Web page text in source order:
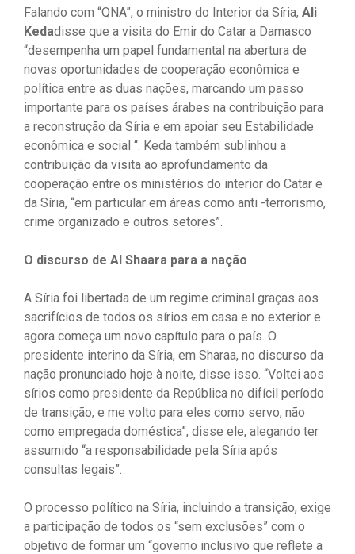
Falando com “QNA”, o ministro do Interior da Síria, Ali
Kedadisse que a visita do Emir do Catar a Damasco
“desempenha um papel fundamental na abertura de
novas oportunidades de cooperação econômica e
política entre as duas nações, marcando um passo
importante para os países árabes na contribuição para
a reconstrução da Síria e em apoiar seu Estabilidade
econômica e social “. Keda também sublinhou a
contribuição da visita ao aprofundamento da
cooperação entre os ministérios do interior do Catar e
da Síria, “em particular em áreas como anti -terrorismo,
crime organizado e outros setores”.
O discurso de Al Shaara para a nação
A Síria foi libertada de um regime criminal graças aos
sacrifícios de todos os sírios em casa e no exterior e
agora começa um novo capítulo para o país. O
presidente interino da Síria, em Sharaa, no discurso da
nação pronunciado hoje à noite, disse isso. “Voltei aos
sírios como presidente da República no difícil período
de transição, e me volto para eles como servo, não
como empregada doméstica”, disse ele, alegando ter
assumido “a responsabilidade pela Síria após
consultas legais”.
O processo político na Síria, incluindo a transição, exige
a participação de todos os “sem exclusões” com o
objetivo de formar um “governo inclusivo que reflete a